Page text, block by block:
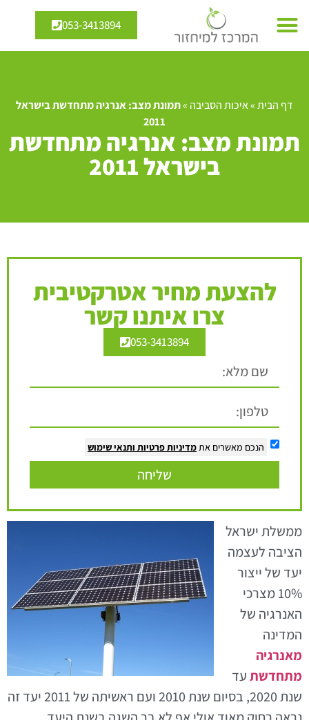
053-3413894
דף הבית»איכות הסביבה »תמונת מצב: אנרגיה מתחדשת בישראל
2011
תמונת מצב: אנרגיה מתחדשת
בישראל 2011
להצעת מחיר אטרקטיבית
צרו איתנו קשר
053-3413894
הנכם מאשרים את מדיניות פרטיות ותנאי שימוש
שליחה
ממשלת ישראל
הציבה לעצמה
יעד של ייצור
10% מצרכי
האנרגיה של
המדינה
מאנרגיה
מתחדשתעד
שנת 2020, בסיום שנת 2010 ועם ראשיתה של 2011 יעד זה